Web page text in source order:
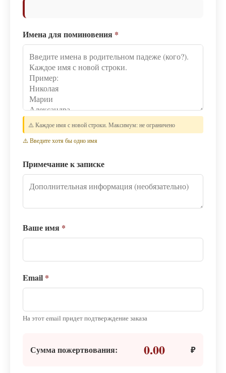
Имена для поминовения *
⚠️ Каждое имя с новой строки. Максимум: не ограничено
⚠️ Введите хотя бы одно имя
Примечание к записке
Ваше имя *
Email *
На этот email придет подтверждение заказа
Сумма пожертвования: 0.00 ₽